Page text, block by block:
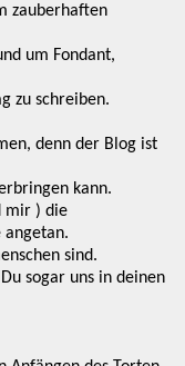
zauberhaften
um Fondant,
zu schreiben.
denn der Blog ist
kann.
mir ) die
angetan.
sind.
sogar uns in deinen